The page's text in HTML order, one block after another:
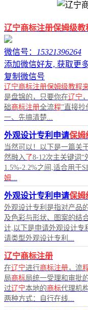
辽宁商标注册保姆级教
微信号：
15321396264
添加微信好友, 获取更
复制微信号
辽宁商标注册保姆级教程
是盘锦的，只要你在辽宁
础商标注册全流程”直接抄
一、先搞清楚...
外观设计专利申请保姆
当然可以！以下是一篇关
然融入 了8-12次主关键词“
1.5%-2.2%之间,适合用于
姆
外观设计专利申请保姆
外观设计专利是指对产品
及色彩与形状、图案的结
计,以下是申请外观设计专
请类型外观设计专利...
辽宁商标注册
在辽宁进行商标注册，流
局商标局统一受理和审批
过辽宁本地的商标代理机
两种方式：自行在线...